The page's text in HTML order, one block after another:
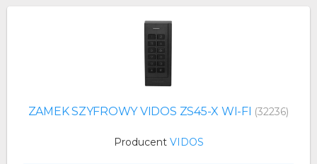
ZAMEK SZYFROWY VIDOS ZS45-X WI-FI (32236)
Producent VIDOS